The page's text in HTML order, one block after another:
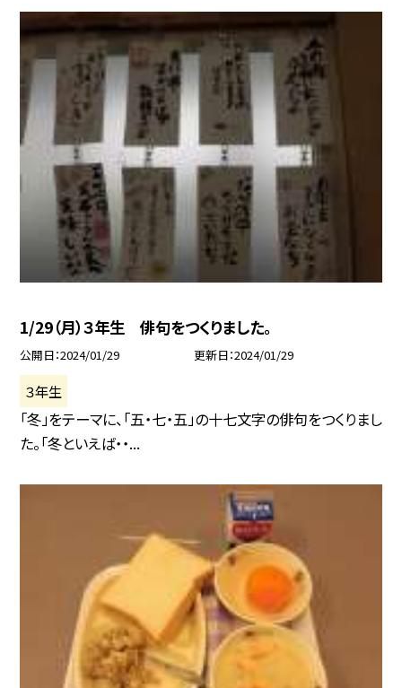
1/29（月）３年生 俳句をつくりました。
公開日 2024/01/29 更新日 2024/01/29
３年生
「冬」をテーマに、「五・七・五」の十七文字の俳句をつくりまし
た。「冬といえば・・...